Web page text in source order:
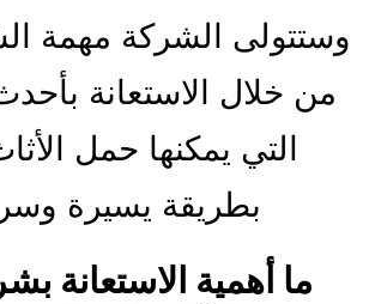
وستتولى الشركة مهمة
من خلال الاستعانة
التي يمكنها حمل
بطريقة يسيرة
ما أهمية الاستعانة